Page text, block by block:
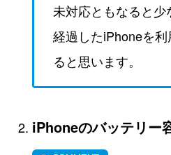
未対応ともなると
経過したiPhoneを
ると思います。
iPhoneのバッテリー